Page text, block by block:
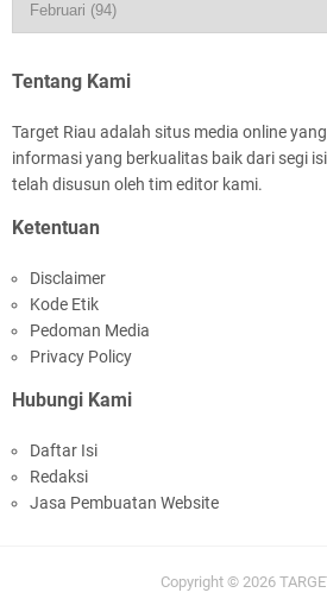
HUT IBI Ke-75, Bupati Asmar:
2045
Meranti Ditepungtawari,
Green Policing Menguat
Bupati Asmar Sambut
Tentang Kami
Target Riau adalah situs media online
informasi yang berkualitas baik dari segi
telah disusun oleh tim editor kami.
Ketentuan
Disclaimer
Kode Etik
Pedoman Media
Privacy Policy
Hubungi Kami
Daftar Isi
Redaksi
Jasa Pembuatan Website
Copyright © 2026